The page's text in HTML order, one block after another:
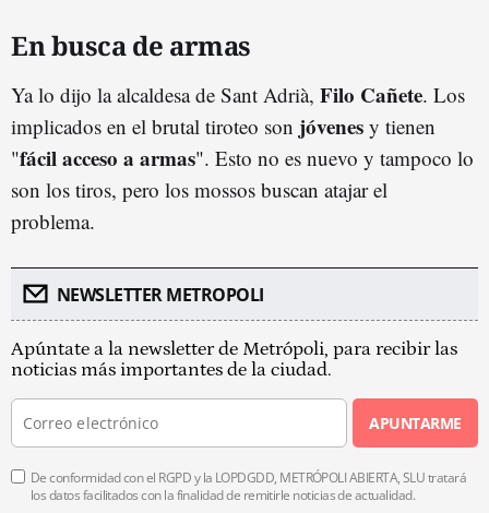
En busca de armas
Ya lo dijo la alcaldesa de Sant Adrià, Filo Cañete. Los
implicados en el brutal tiroteo son jóvenes y tienen
"fácil acceso a armas". Esto no es nuevo y tampoco lo
son los tiros, pero los mossos buscan atajar el
problema.
NEWSLETTER METROPOLI
Apúntate a la newsletter de Metrópoli, para recibir las
noticias más importantes de la ciudad.
APUNTARME
De conformidad con el RGPD y la LOPDGDD, METRÓPOLI ABIERTA, SLU tratará
los datos facilitados con la finalidad de remitirle noticias de actualidad.